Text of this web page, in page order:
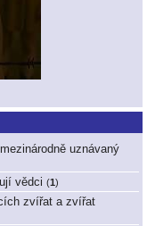
uznávaný
vědci (1)
zvířat a zvířat